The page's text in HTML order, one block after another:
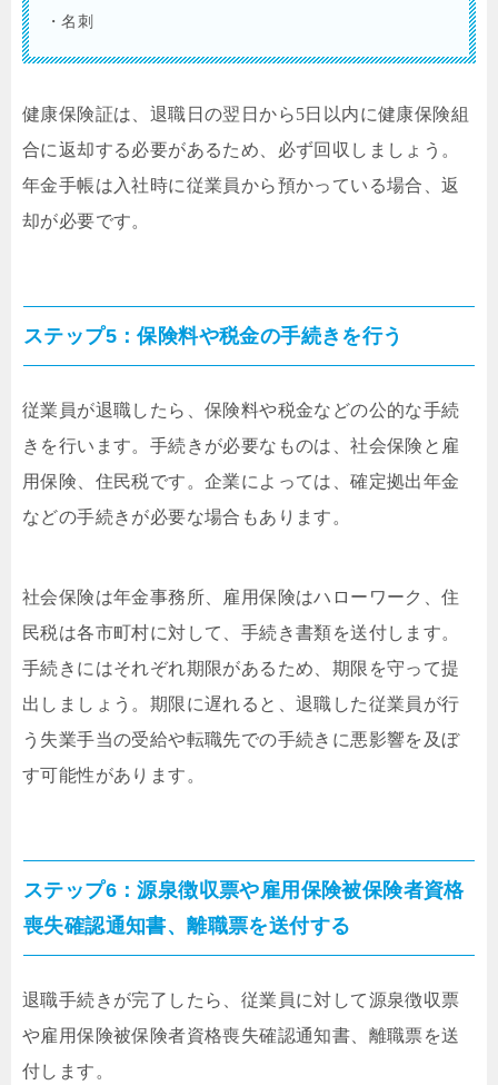
・名刺
健康保険証は、退職日の翌日から5日以内に健康保険組
合に返却する必要があるため、必ず回収しましょう。
年金手帳は入社時に従業員から預かっている場合、返
却が必要です。
ステップ5：保険料や税金の手続きを行う
従業員が退職したら、保険料や税金などの公的な手続
きを行います。手続きが必要なものは、社会保険と雇
用保険、住民税です。企業によっては、確定拠出年金
などの手続きが必要な場合もあります。
社会保険は年金事務所、雇用保険はハローワーク、住
民税は各市町村に対して、手続き書類を送付します。
手続きにはそれぞれ期限があるため、期限を守って提
出しましょう。期限に遅れると、退職した従業員が行
う失業手当の受給や転職先での手続きに悪影響を及ぼ
す可能性があります。
ステップ6：源泉徴収票や雇用保険被保険者資格
喪失確認通知書、離職票を送付する
退職手続きが完了したら、従業員に対して源泉徴収票
や雇用保険被保険者資格喪失確認通知書、離職票を送
付します。